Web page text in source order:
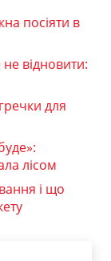
посіяти в
відновити:
для
лісом
і що